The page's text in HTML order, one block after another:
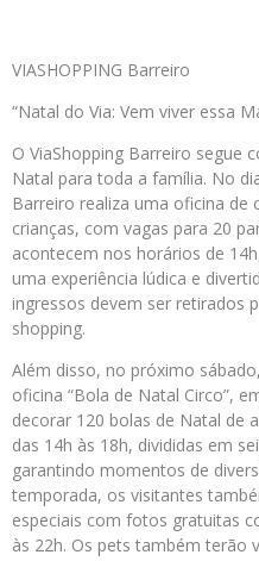
VIASHOPPING Barreiro
“Natal do Via: Vem viver essa
O ViaShopping Barreiro segue
Natal para toda a família. No
Barreiro realiza uma oficina de
crianças, com vagas para 20
acontecem nos horários de
uma experiência lúdica e
ingressos devem ser retirados
shopping.
Além disso, no próximo
oficina “Bola de Natal Circo”,
decorar 120 bolas de Natal de
das 14h às 18h, divididas em
garantindo momentos de
temporada, os visitantes
especiais com fotos gratuitas
às 22h. Os pets também terão